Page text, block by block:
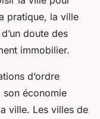
pratique, la ville
doute des
immobilier.
d’ordre
son économie
ville. Les villes de